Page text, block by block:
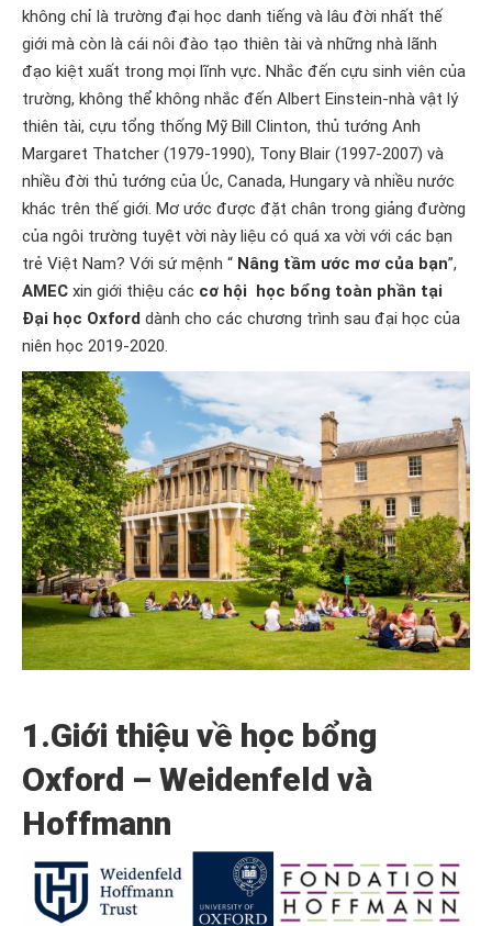
không chỉ là trường đại học danh tiếng và lâu đời nhất thế
giới mà còn là cái nôi đào tạo thiên tài và những nhà lãnh
đạo kiệt xuất trong mọi lĩnh vực. Nhắc đến cựu sinh viên của
trường, không thể không nhắc đến Albert Einstein-nhà vật lý
thiên tài, cựu tổng thống Mỹ Bill Clinton, thủ tướng Anh
Margaret Thatcher (1979-1990), Tony Blair (1997-2007) và
nhiều đời thủ tướng của Úc, Canada, Hungary và nhiều nước
khác trên thế giới. Mơ ước được đặt chân trong giảng đường
của ngôi trường tuyệt vời này liệu có quá xa vời với các bạn
trẻ Việt Nam? Với sứ mệnh “ Nâng tầm ước mơ của bạn”,
AMEC xin giới thiệu các cơ hội học bổng toàn phần tại
Đại học Oxford dành cho các chương trình sau đại học của
niên học 2019-2020.
1.Giới thiệu về học bổng
Oxford – Weidenfeld và
Hoffmann